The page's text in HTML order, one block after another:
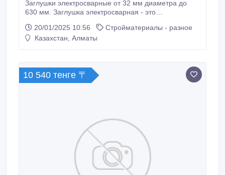
Заглушки электросварные от 32 мм диаметра до
630 мм. Заглушка электросварная - это
труб для газо и водоснабжения, канализация,
отопления и.т.д. Заглушку электросварную
высококачественного материала полиэтилен,
обмотанный спиралью для сплава при нагревании.
20/01/2025 10:56
Стройматериалы - разное
Казахстан, Алматы
10 540 тенге 〒